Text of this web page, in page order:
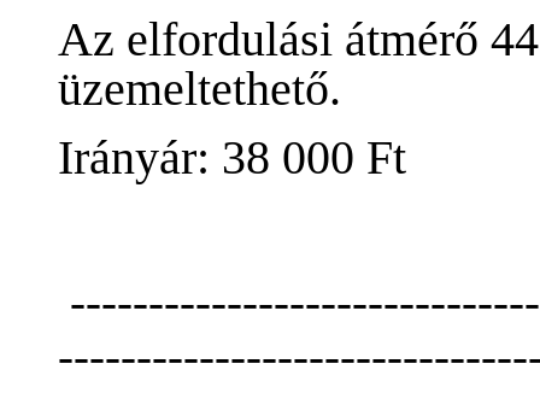
Az elfordulási átmérő
üzemeltethető.
Irányár: 38 000 Ft